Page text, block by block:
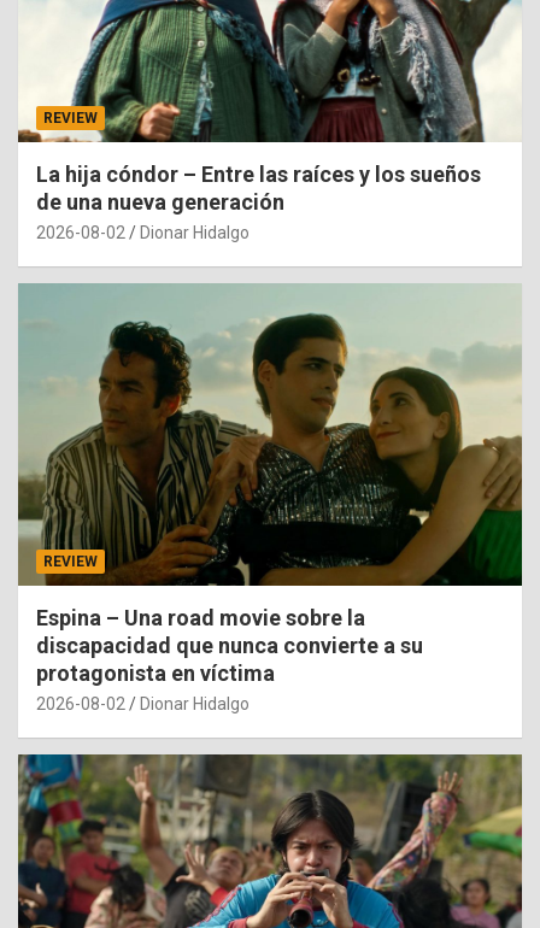
REVIEW
La hija cóndor – Entre las raíces y los sueños
de una nueva generación
2026-08-02 Dionar Hidalgo
REVIEW
Espina – Una road movie sobre la
discapacidad que nunca convierte a su
protagonista en víctima
2026-08-02 Dionar Hidalgo